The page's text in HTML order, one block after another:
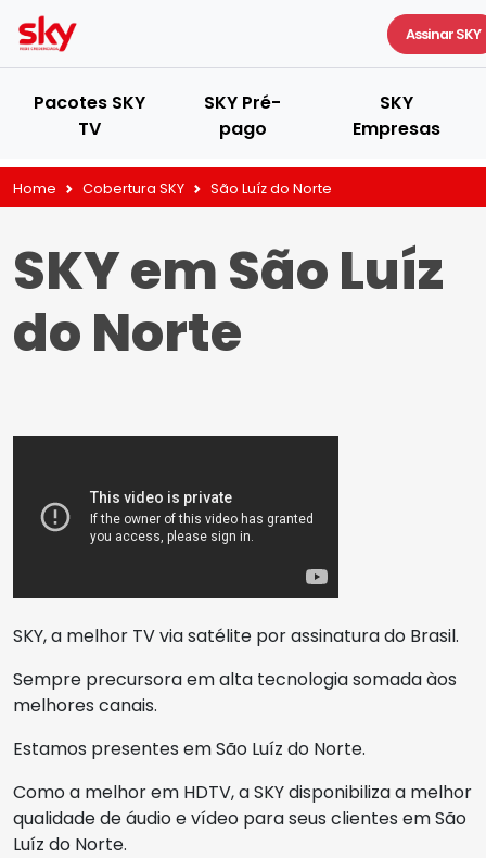
Assinar SKY
Pacotes SKY
TV
SKY Pré-
pago
SKY
Empresas
Home Cobertura SKY São Luíz do Norte
SKY em São Luíz
do Norte
SKY, a melhor TV via satélite por assinatura do Brasil.
Sempre precursora em alta tecnologia somada àos
melhores canais.
Estamos presentes em São Luíz do Norte.
Como a melhor em HDTV, a SKY disponibiliza a melhor
qualidade de áudio e vídeo para seus clientes em São
Luíz do Norte.